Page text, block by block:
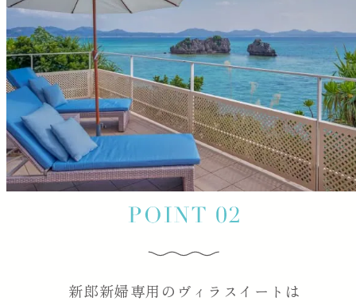
新郎新婦専用のヴィラスイートは